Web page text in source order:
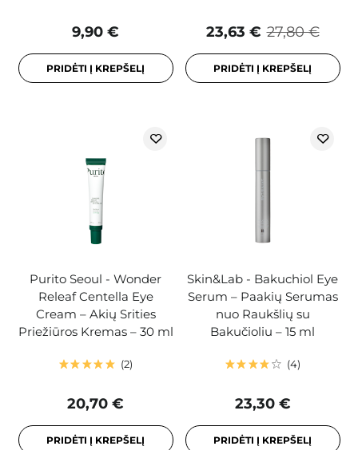
9,90 €
PRIDĖTI Į KREPŠELĮ
27,80 €
23,63 €
PRIDĖTI Į KREPŠELĮ
Purito Seoul - Wonder
Releaf Centella Eye
Cream – Akių Srities
Priežiūros Kremas – 30 ml
2
20,70 €
PRIDĖTI Į KREPŠELĮ
Skin&Lab - Bakuchiol Eye
Serum – Paakių Serumas
nuo Raukšlių su
Bakučioliu – 15 ml
4
23,30 €
PRIDĖTI Į KREPŠELĮ